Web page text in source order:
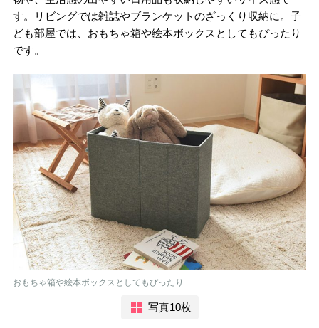
す。リビングでは雑誌やブランケットのざっくり収納に。子
ども部屋では、おもちゃ箱や絵本ボックスとしてもぴったり
です。
おもちゃ箱や絵本ボックスとしてもぴったり
写真10枚